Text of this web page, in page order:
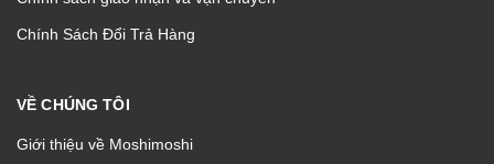
Chính Sách Đổi Trả Hàng
VỀ CHÚNG TÔI
Giới thiệu về Moshimoshi